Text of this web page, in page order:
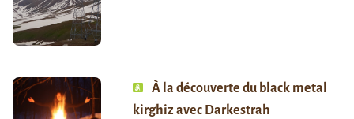
À la découverte du black metal
kirghiz avec Darkestrah